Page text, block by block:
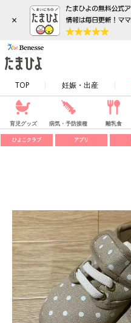
×
TOP 妊娠・出産
育児グッズ 病気・予防接種 離乳食
ひよこクラブ アプリ